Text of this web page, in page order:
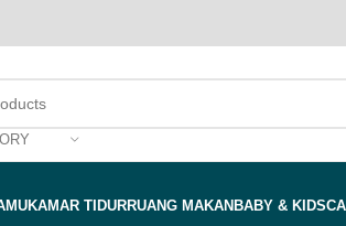
KAMAR TIDURRUANG MAKAN BABY & KIDS